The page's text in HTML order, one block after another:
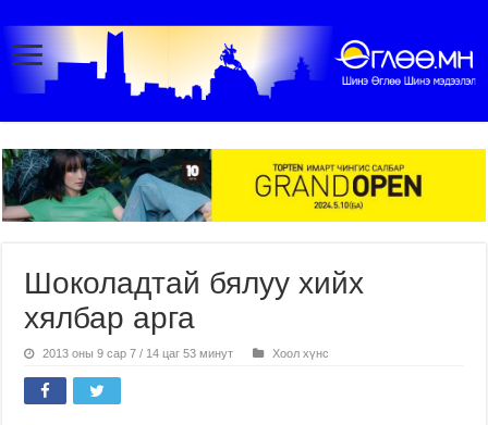
Шоколадтай бялуу хийх
хялбар арга
2013 оны 9 сар 7 / 14 цаг 53 минут Хоол хүнс